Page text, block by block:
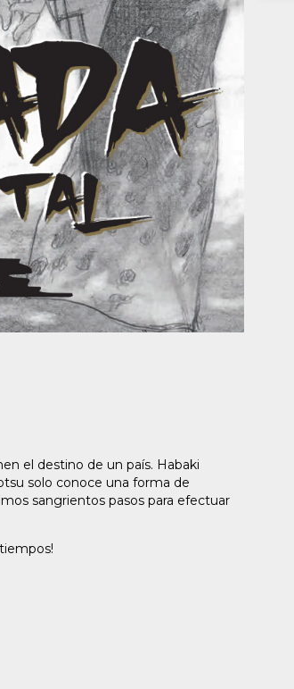
el destino de un país. Habaki
solo conoce una forma de
sangrientos pasos para efectuar